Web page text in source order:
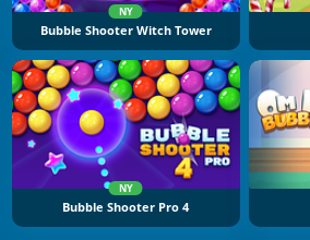
NY
Bubble Shooter Witch Tower
NY
Bubble Shooter Pro 4